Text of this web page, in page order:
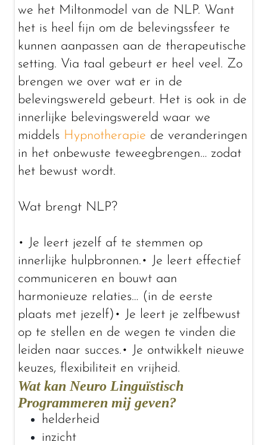
we het Miltonmodel van de NLP. Want
het is heel fijn om de belevingssfeer te
kunnen aanpassen aan de therapeutische
setting. Via taal gebeurt er heel veel. Zo
brengen we over wat er in de
belevingswereld gebeurt. Het is ook in de
innerlijke belevingswereld waar we
middels Hypnotherapie de veranderingen
in het onbewuste teweegbrengen… zodat
het bewust wordt.
Wat brengt NLP?
• Je leert jezelf af te stemmen op
innerlijke hulpbronnen.• Je leert effectief
communiceren en bouwt aan
harmonieuze relaties… (in de eerste
plaats met jezelf)• Je leert je zelfbewust
op te stellen en de wegen te vinden die
leiden naar succes.• Je ontwikkelt nieuwe
keuzes, flexibiliteit en vrijheid.
Wat kan Neuro Linguïstisch
Programmeren mij geven?
helderheid
inzicht